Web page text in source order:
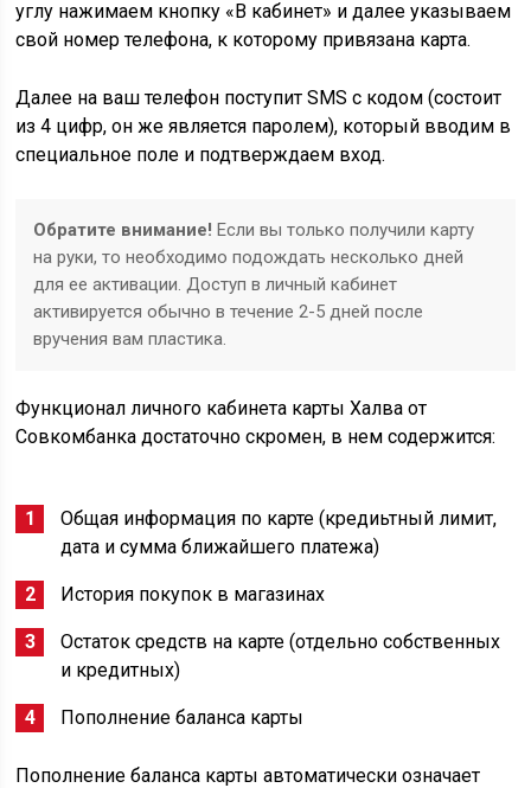
углу нажимаем кнопку «В кабинет» и далее указываем
свой номер телефона, к которому привязана карта.
Далее на ваш телефон поступит SMS c кодом (состоит
из 4 цифр, он же является паролем), который вводим в
специальное поле и подтверждаем вход.
Обратите внимание! Если вы только получили карту
на руки, то необходимо подождать несколько дней
для ее активации. Доступ в личный кабинет
активируется обычно в течение 2-5 дней после
вручения вам пластика.
Функционал личного кабинета карты Халва от
Совкомбанка достаточно скромен, в нем содержится:
Общая информация по карте (кредиьтный лимит,
дата и сумма ближайшего платежа)
История покупок в магазинах
Остаток средств на карте (отдельно собственных
и кредитных)
Пополнение баланса карты
Пополнение баланса карты автоматически означает